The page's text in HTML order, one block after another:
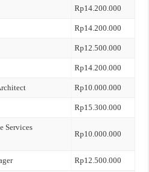
Rp14.200.000
Rp14.200.000
Rp12.500.000
Rp14.200.000
Rp10.000.000
Rp15.300.000
Services
Rp10.000.000
Rp12.500.000